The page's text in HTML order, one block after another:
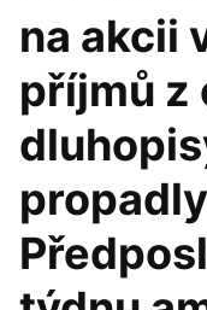
na akcii
příjmů z